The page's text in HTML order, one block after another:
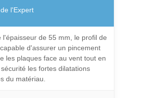
l'Expert
de 55 mm, le profil de
d'assurer un pincement
les plaques face au vent tout en
les fortes dilatations
du matériau.